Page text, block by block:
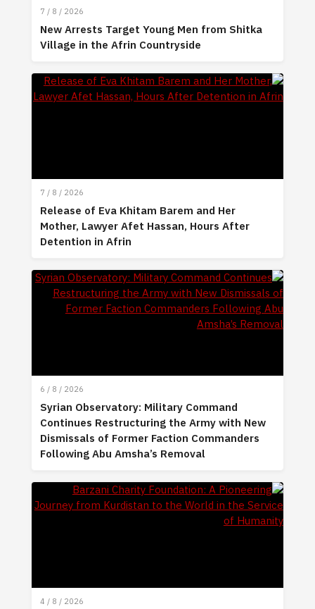
7 / 8 / 2026
New Arrests Target Young Men from Shitka
Village in the Afrin Countryside
7 / 8 / 2026
Release of Eva Khitam Barem and Her
Mother, Lawyer Afet Hassan, Hours After
Detention in Afrin
6 / 8 / 2026
Syrian Observatory: Military Command
Continues Restructuring the Army with New
Dismissals of Former Faction Commanders
Following Abu Amsha’s Removal
4 / 8 / 2026